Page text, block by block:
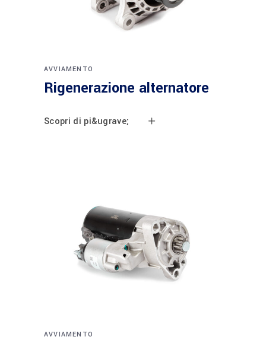
AVVIAMENTO
Rigenerazione alternatore
Scopri di pi&ugrave;
AVVIAMENTO